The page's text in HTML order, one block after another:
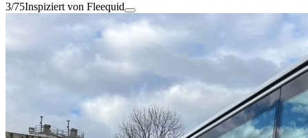
3/75Inspiziert von Fleequid